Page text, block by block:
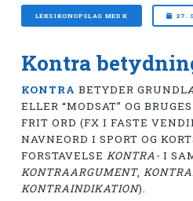
LEKSIKONOPSLAG MED K 27.
Kontra
KONTRA BETYDER
ELLER “MODSAT” OG
FRIT ORD (FX I FASTE
NAVNEORD I SPORT OG
FORSTAVELSE KONTRA-I
KONTRAARGUMENT,
KONTRAINDIKATION).